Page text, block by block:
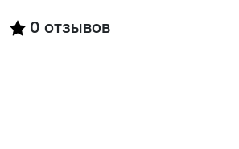
0 отзывов